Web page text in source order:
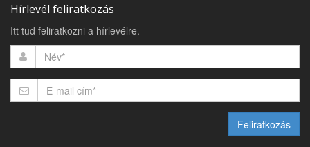
Hírlevél feliratkozás
Itt tud feliratkozni a hírlevélre.
Feliratkozás